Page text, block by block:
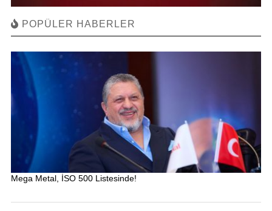
POPÜLER HABERLER
Mega Metal, İSO 500 Listesinde!